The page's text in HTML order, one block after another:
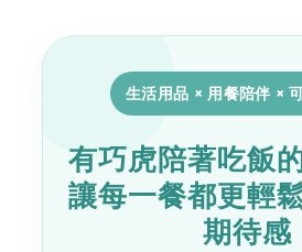
生活用品 × 用餐陪伴 ×
有巧虎陪著吃飯
讓每一餐都更輕
期待感